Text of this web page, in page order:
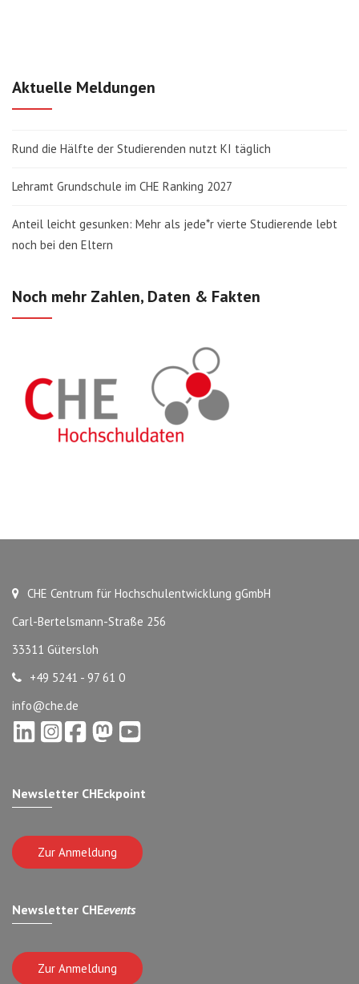
Aktuelle Meldungen
Rund die Hälfte der Studierenden nutzt KI täglich
Lehramt Grundschule im CHE Ranking 2027
Anteil leicht gesunken: Mehr als jede*r vierte Studierende lebt
noch bei den Eltern
Noch mehr Zahlen, Daten & Fakten
CHE Centrum für Hochschulentwicklung gGmbH
Carl-Bertelsmann-Straße 256
33311 Gütersloh
+49 5241 - 97 61 0
info@che.de
Newsletter CHEckpoint
Zur Anmeldung
Newsletter CHEevents
Zur Anmeldung